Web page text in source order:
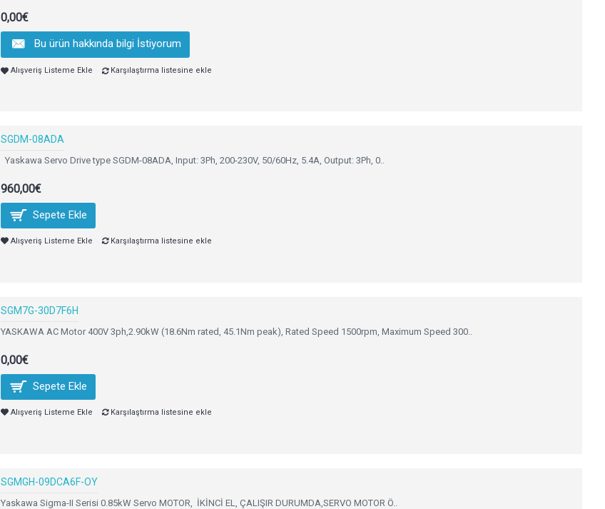
0,00€
Bu ürün hakkında bilgi İstiyorum
Alışveriş Listeme Ekle Karşılaştırma listesine ekle
SGDM-08ADA
Yaskawa Servo Drive type SGDM-08ADA, Input: 3Ph, 200-230V, 50/60Hz, 5.4A, Output: 3Ph, 0..
960,00€
Sepete Ekle
Alışveriş Listeme Ekle Karşılaştırma listesine ekle
SGM7G-30D7F6H
YASKAWA AC Motor 400V 3ph,2.90kW (18.6Nm rated, 45.1Nm peak), Rated Speed 1500rpm, Maximum Speed 300..
0,00€
Sepete Ekle
Alışveriş Listeme Ekle Karşılaştırma listesine ekle
SGMGH-09DCA6F-OY
Yaskawa Sigma-II Serisi 0.85kW Servo MOTOR, İKİNCİ EL, ÇALIŞIR DURUMDA,SERVO MOTOR Ö..